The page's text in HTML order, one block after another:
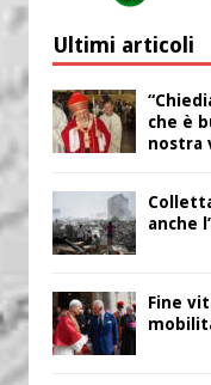
Ultimi articoli
che è
nostra
anche
Fine